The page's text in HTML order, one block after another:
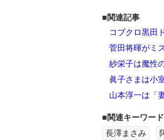
■関連記事
コブクロ黒田
菅田将暉がミ
紗栄子は魔性
眞子さまは小
山本淳一は「
■関連キーワード
長澤まさみ